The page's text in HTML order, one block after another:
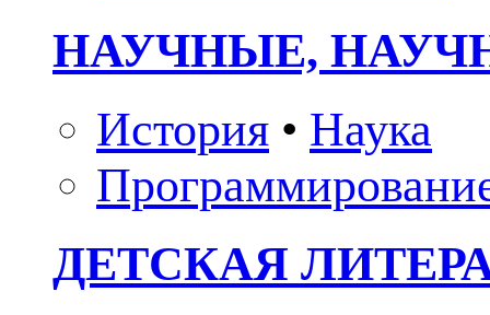
НАУЧНЫЕ,
История • Наука
ДЕТСКАЯ